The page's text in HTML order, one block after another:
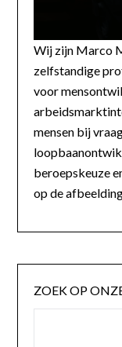
Wij zijn Marco
zelfstandige
voor
mensen bij
beroepskeuze
op de
ZOEK OP